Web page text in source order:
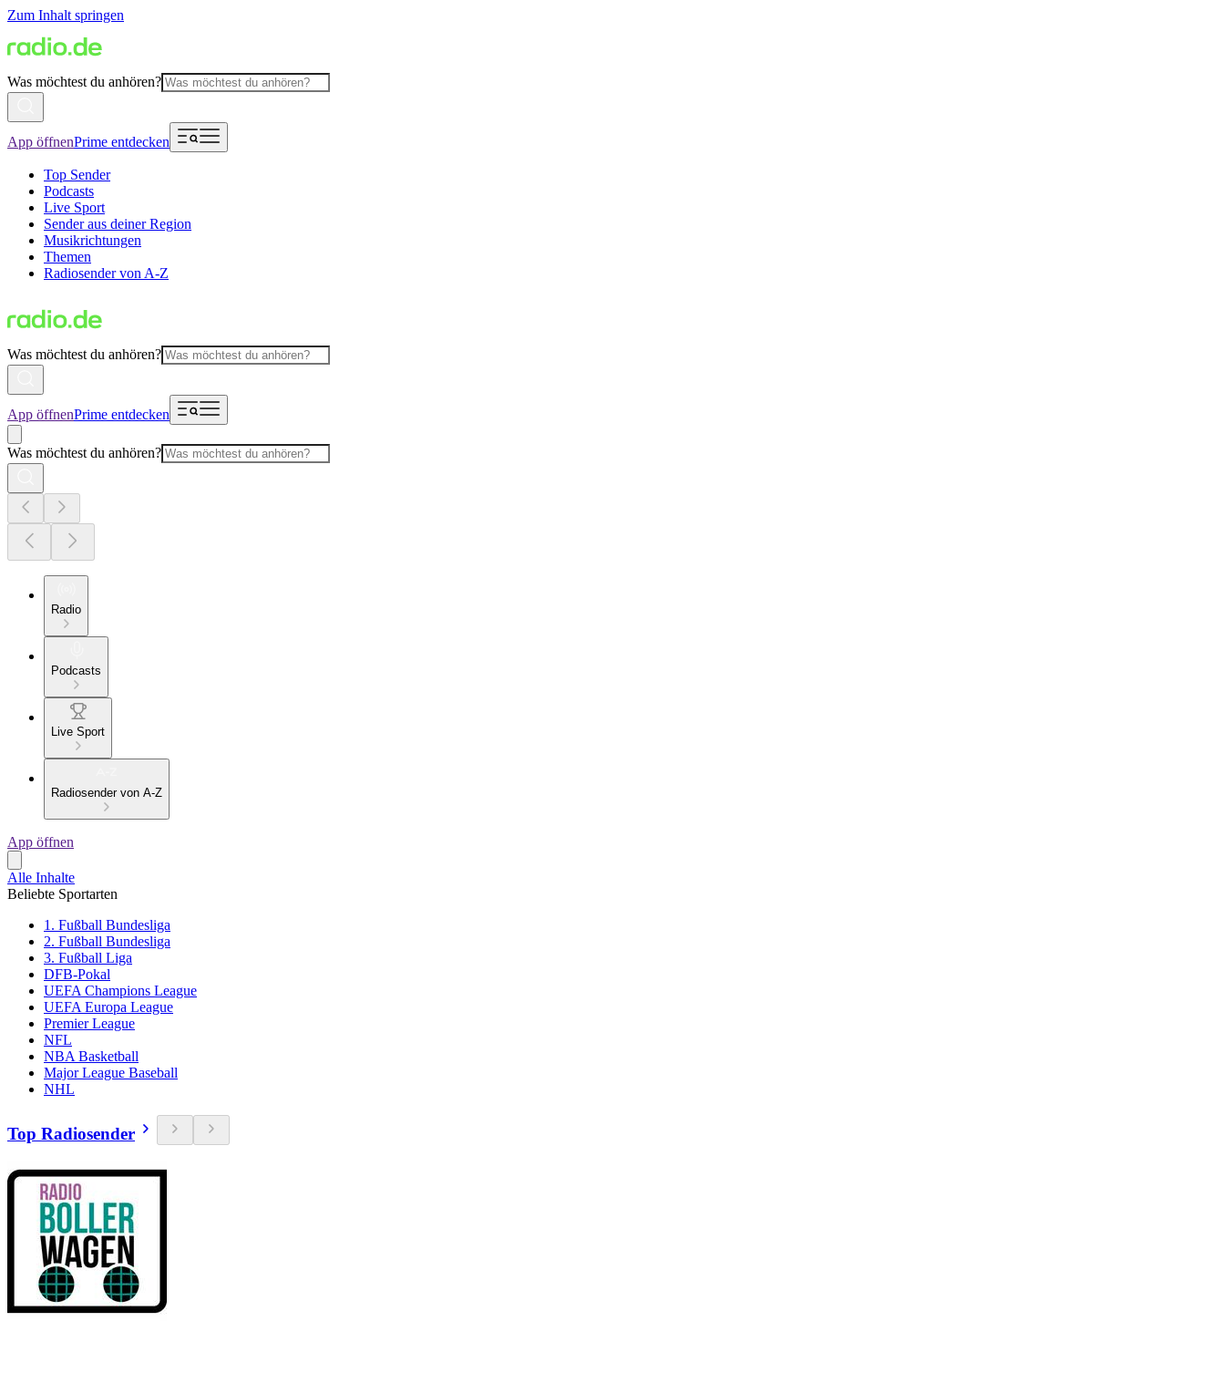
Zum Inhalt springen
Was möchtest du anhören?
App öffnenPrime entdecken
Top Sender
Podcasts
Live Sport
Sender aus deiner Region
Musikrichtungen
Themen
Radiosender von A-Z
Was möchtest du anhören?
App öffnenPrime entdecken
Was möchtest du anhören?
Radio
Podcasts
Live Sport
Radiosender von A-Z
App öffnen
Alle Inhalte
Beliebte Sportarten
1. Fußball Bundesliga
2. Fußball Bundesliga
3. Fußball Liga
DFB-Pokal
UEFA Champions League
UEFA Europa League
Premier League
NFL
NBA Basketball
Major League Baseball
NHL
Top Radiosender